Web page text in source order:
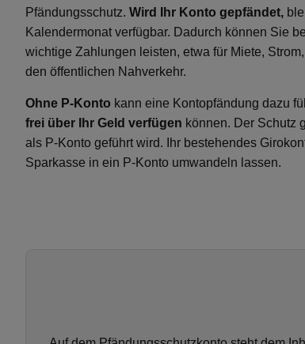
Pfändungsschutz. Wird Ihr Konto gepfändet,
Kalendermonat verfügbar. Dadurch können Sie
wichtige Zahlungen leisten, etwa für Miete,
den öffentlichen Nahverkehr.
Ohne P-Konto kann eine Kontopfändung dazu
frei über Ihr Geld verfügen können. Der Schutz
als P-Konto geführt wird. Ihr bestehendes
Sparkasse in ein P-Konto umwandeln lassen.